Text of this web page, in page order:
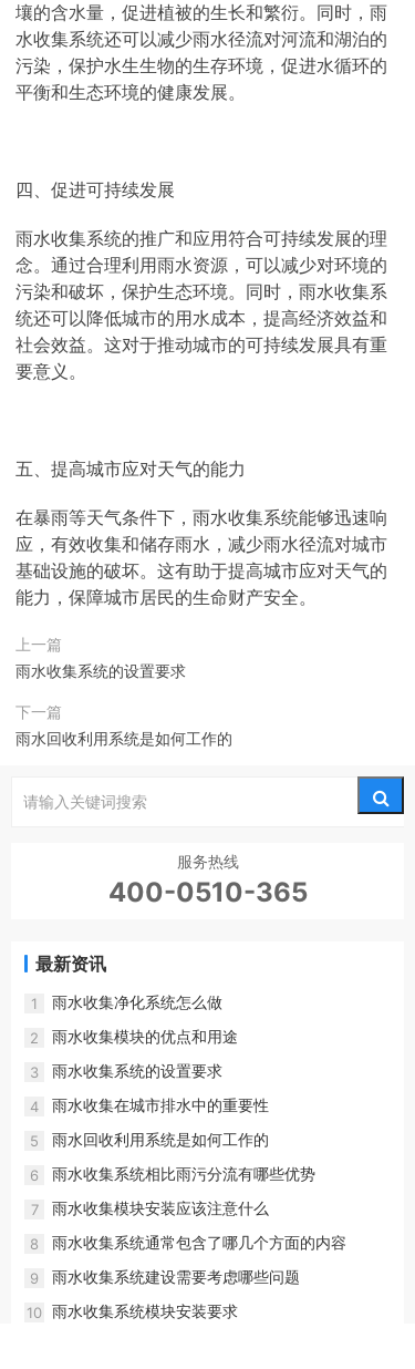
壤的含水量，促进植被的生长和繁衍。同时，雨
水收集系统还可以减少雨水径流对河流和湖泊的
污染，保护水生生物的生存环境，促进水循环的
平衡和生态环境的健康发展。
四、促进可持续发展
雨水收集系统的推广和应用符合可持续发展的理
念。通过合理利用雨水资源，可以减少对环境的
污染和破坏，保护生态环境。同时，雨水收集系
统还可以降低城市的用水成本，提高经济效益和
社会效益。这对于推动城市的可持续发展具有重
要意义。
五、提高城市应对天气的能力
在暴雨等天气条件下，雨水收集系统能够迅速响
应，有效收集和储存雨水，减少雨水径流对城市
基础设施的破坏。这有助于提高城市应对天气的
能力，保障城市居民的生命财产安全。
上一篇
雨水收集系统的设置要求
下一篇
雨水回收利用系统是如何工作的
服务热线
400-0510-365
最新资讯
1 雨水收集净化系统怎么做
2 雨水收集模块的优点和用途
3 雨水收集系统的设置要求
4 雨水收集在城市排水中的重要性
5 雨水回收利用系统是如何工作的
6 雨水收集系统相比雨污分流有哪些优势
7 雨水收集模块安装应该注意什么
8 雨水收集系统通常包含了哪几个方面的内容
9 雨水收集系统建设需要考虑哪些问题
10 雨水收集系统模块安装要求